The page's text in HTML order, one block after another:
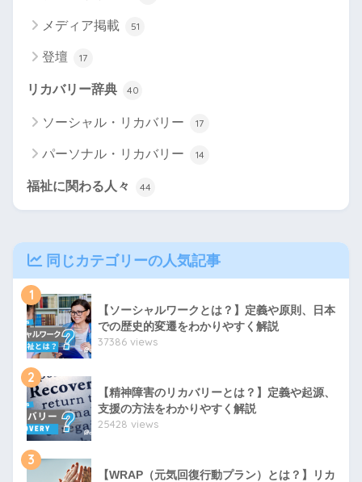
メディア掲載 51
登壇 17
リカバリー辞典 40
ソーシャル・リカバリー 17
パーソナル・リカバリー 14
福祉に関わる人々 44
同じカテゴリーの人気記事
1
【ソーシャルワークとは？】定義や原則、日本
での歴史的変遷をわかりやすく解説
37386 views
2
【精神障害のリカバリーとは？】定義や起源、
支援の方法をわかりやすく解説
25428 views
3
【WRAP（元気回復行動プラン）とは？】リカ